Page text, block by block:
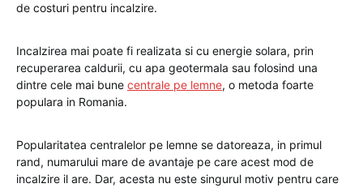
de costuri pentru incalzire.
Incalzirea mai poate fi realizata si cu energie solara, prin
recuperarea caldurii, cu apa geotermala sau folosind una
dintre cele mai bune centrale pe lemne, o metoda foarte
populara in Romania.
Popularitatea centralelor pe lemne se datoreaza, in primul
rand, numarului mare de avantaje pe care acest mod de
incalzire il are. Dar, acesta nu este singurul motiv pentru care